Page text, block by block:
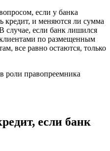
если у банка
кредит, и меняются ли сумма
случае, если банк лишился
клиентами по размещенным
все равно остаются, только
роли правопреемника
если банк